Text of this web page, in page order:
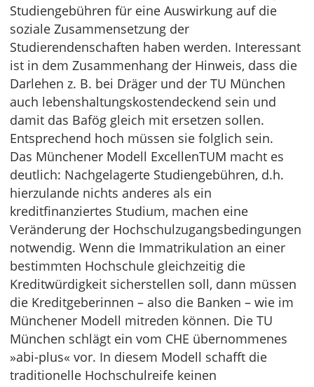
Studiengebühren für eine Auswirkung auf die
soziale Zusammensetzung der
Studierendenschaften haben werden. Interessant
ist in dem Zusammenhang der Hinweis, dass die
Darlehen z. B. bei Dräger und der TU München
auch lebenshaltungskostendeckend sein und
damit das Bafög gleich mit ersetzen sollen.
Entsprechend hoch müssen sie folglich sein.
Das Münchener Modell ExcellenTUM macht es
deutlich: Nachgelagerte Studiengebühren, d.h.
hierzulande nichts anderes als ein
kreditfinanziertes Studium, machen eine
Veränderung der Hochschulzugangsbedingungen
notwendig. Wenn die Immatrikulation an einer
bestimmten Hochschule gleichzeitig die
Kreditwürdigkeit sicherstellen soll, dann müssen
die Kreditgeberinnen – also die Banken – wie im
Münchener Modell mitreden können. Die TU
München schlägt ein vom CHE übernommenes
»abi-plus« vor. In diesem Modell schafft die
traditionelle Hochschulreife keinen